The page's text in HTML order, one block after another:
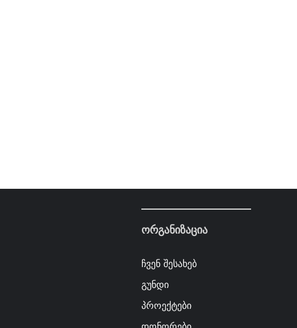
ორგანიზაცია
ჩვენ შესახებ
გუნდი
პროექტები